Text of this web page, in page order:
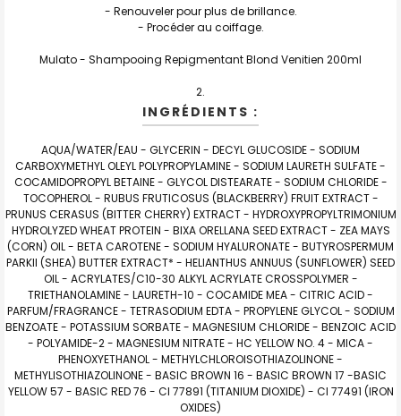
- Renouveler pour plus de brillance.
- Procéder au coiffage.
Mulato - Shampooing Repigmentant Blond Venitien 200ml
INGRÉDIENTS :
AQUA/WATER/EAU - GLYCERIN - DECYL GLUCOSIDE - SODIUM
CARBOXYMETHYL OLEYL POLYPROPYLAMINE - SODIUM LAURETH SULFATE -
COCAMIDOPROPYL BETAINE - GLYCOL DISTEARATE - SODIUM CHLORIDE -
TOCOPHEROL - RUBUS FRUTICOSUS (BLACKBERRY) FRUIT EXTRACT -
PRUNUS CERASUS (BITTER CHERRY) EXTRACT - HYDROXYPROPYLTRIMONIUM
HYDROLYZED WHEAT PROTEIN - BIXA ORELLANA SEED EXTRACT - ZEA MAYS
(CORN) OIL - BETA CAROTENE - SODIUM HYALURONATE - BUTYROSPERMUM
PARKII (SHEA) BUTTER EXTRACT* - HELIANTHUS ANNUUS (SUNFLOWER) SEED
OIL - ACRYLATES/C10-30 ALKYL ACRYLATE CROSSPOLYMER -
TRIETHANOLAMINE - LAURETH-10 - COCAMIDE MEA - CITRIC ACID -
PARFUM/FRAGRANCE - TETRASODIUM EDTA - PROPYLENE GLYCOL - SODIUM
BENZOATE - POTASSIUM SORBATE - MAGNESIUM CHLORIDE - BENZOIC ACID
- POLYAMIDE-2 - MAGNESIUM NITRATE - HC YELLOW NO. 4 - MICA -
PHENOXYETHANOL - METHYLCHLOROISOTHIAZOLINONE -
METHYLISOTHIAZOLINONE - BASIC BROWN 16 - BASIC BROWN 17 -BASIC
YELLOW 57 - BASIC RED 76 - CI 77891 (TITANIUM DIOXIDE) - CI 77491 (IRON
OXIDES)